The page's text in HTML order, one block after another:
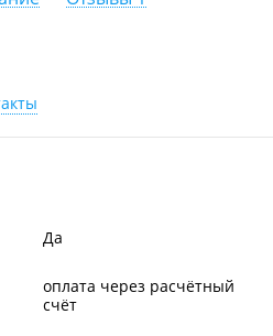
Енисейская, 23Д кор. 2
8-й этаж, оф. 800
Да
оплата через расчётный
счёт